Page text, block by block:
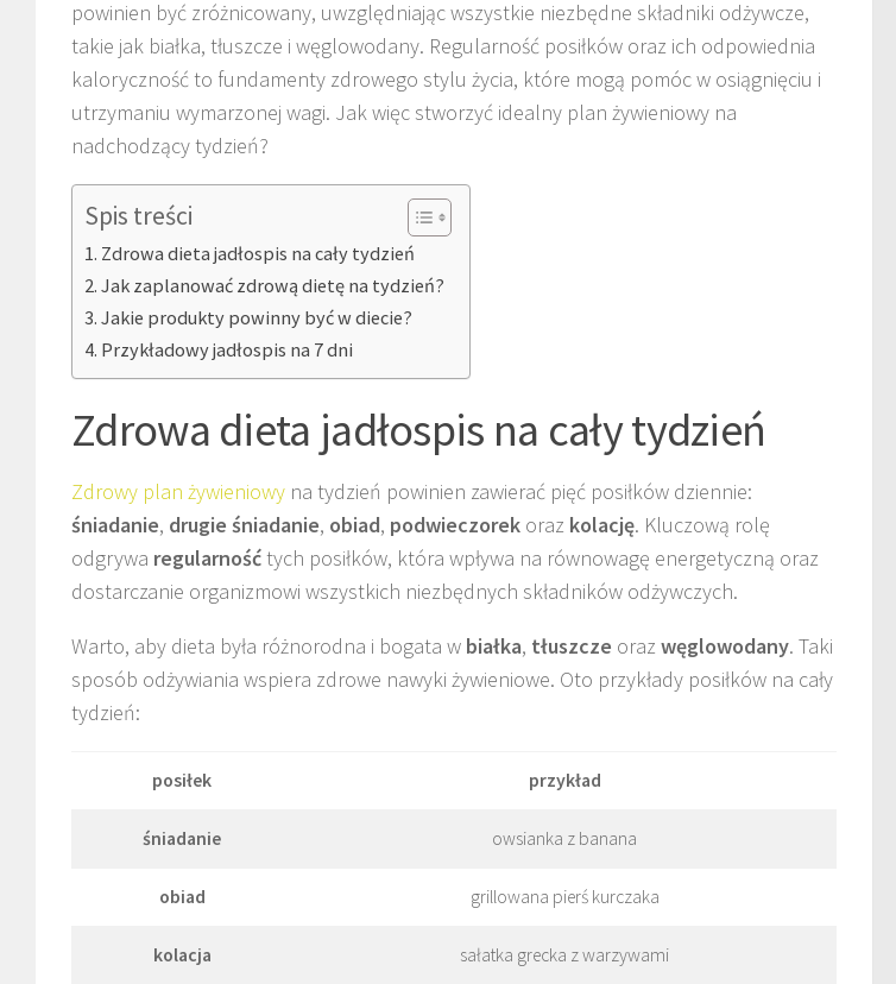
powinien być zróżnicowany, uwzględniając wszystkie niezbędne składniki odżywcze,
takie jak białka, tłuszcze i węglowodany. Regularność posiłków oraz ich odpowiednia
kaloryczność to fundamenty zdrowego stylu życia, które mogą pomóc w osiągnięciu i
utrzymaniu wymarzonej wagi. Jak więc stworzyć idealny plan żywieniowy na
nadchodzący tydzień?
Spis treści
Zdrowa dieta jadłospis na cały tydzień
Jak zaplanować zdrową dietę na tydzień?
Jakie produkty powinny być w diecie?
Przykładowy jadłospis na 7 dni
Zdrowa dieta jadłospis na cały tydzień
Zdrowy plan żywieniowy na tydzień powinien zawierać pięć posiłków dziennie:
śniadanie, drugie śniadanie, obiad, podwieczorek oraz kolację. Kluczową rolę
odgrywa regularnośćtych posiłków, która wpływa na równowagę energetyczną oraz
dostarczanie organizmowi wszystkich niezbędnych składników odżywczych.
Warto, aby dieta była różnorodna i bogata w białka, tłuszcze oraz węglowodany. Taki
sposób odżywiania wspiera zdrowe nawyki żywieniowe. Oto przykłady posiłków na cały
tydzień:
posiłek przykład
śniadanie owsianka z banana
obiad grillowana pierś kurczaka
kolacja sałatka grecka z warzywami